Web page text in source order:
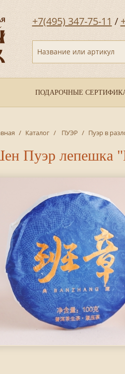
+7(495) 347-75-11 /
Название или артикул
ПОДАРОЧНЫЕ
/ Каталог / ПУЭР / Пуэр в
Пуэр лепешка